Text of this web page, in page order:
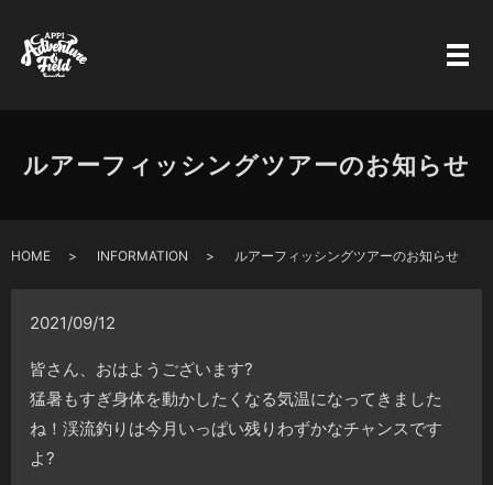
ルアーフィッシングツアーのお知らせ
HOME INFORMATION ルアーフィッシングツアーのお知らせ
2021/09/12
皆さん、おはようございます?
猛暑もすぎ身体を動かしたくなる気温になってきました
ね！渓流釣りは今月いっぱい残りわずかなチャンスです
よ?